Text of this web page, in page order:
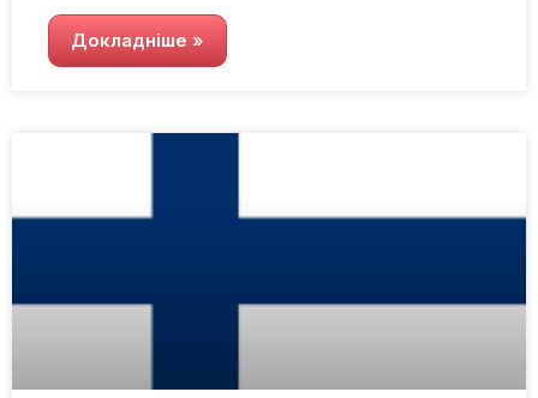
Докладніше »